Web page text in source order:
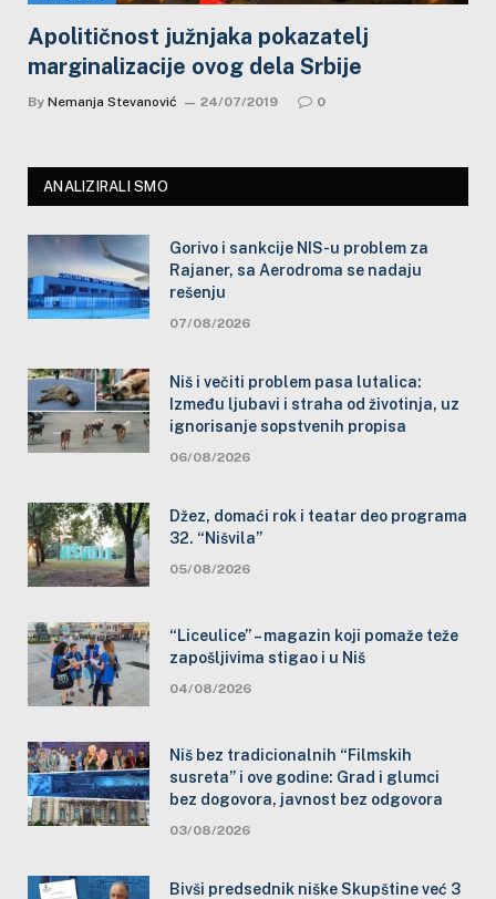
Apolitičnost južnjaka pokazatelj
marginalizacije ovog dela Srbije
By Nemanja Stevanović 24/07/2019 0
ANALIZIRALI SMO
Gorivo i sankcije NIS-u problem za
Rajaner, sa Aerodroma se nadaju
rešenju
07/08/2026
Niš i večiti problem pasa lutalica:
Između ljubavi i straha od životinja, uz
ignorisanje sopstvenih propisa
06/08/2026
Džez, domaći rok i teatar deo programa
32. “Nišvila”
05/08/2026
“Liceulice” – magazin koji pomaže teže
zapošljivima stigao i u Niš
04/08/2026
Niš bez tradicionalnih “Filmskih
susreta” i ove godine: Grad i glumci
bez dogovora, javnost bez odgovora
03/08/2026
Bivši predsednik niške Skupštine već 3